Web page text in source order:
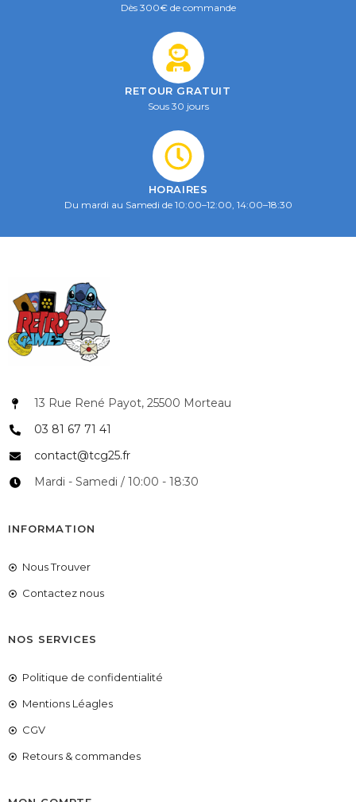
Dès 300€ de commande
RETOUR GRATUIT
Sous 30 jours
HORAIRES
Du mardi au Samedi de 10:00–12:00, 14:00–18:30
13 Rue René Payot, 25500 Morteau
03 81 67 71 41
contact@tcg25.fr
Mardi - Samedi / 10:00 - 18:30
INFORMATION
Nous Trouver
Contactez nous
NOS SERVICES
Politique de confidentialité
Mentions Léagles
CGV
Retours & commandes